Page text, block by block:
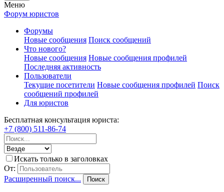
Меню
Форум юристов
Форумы
Новые сообщения Поиск сообщений
Что нового?
Новые сообщения Новые сообщения профилей
Последняя активность
Пользователи
Текущие посетители Новые сообщения профилей Поиск
сообщений профилей
Для юристов
Бесплатная консультация юриста:
+7 (800) 511-86-74
Искать только в заголовках
От:
Расширенный поиск...
Поиск